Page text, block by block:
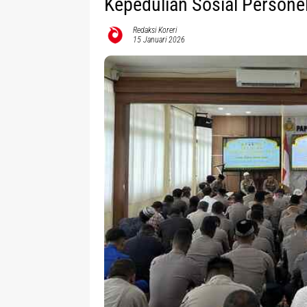
Redaksi Koreri
15 Januari 2026